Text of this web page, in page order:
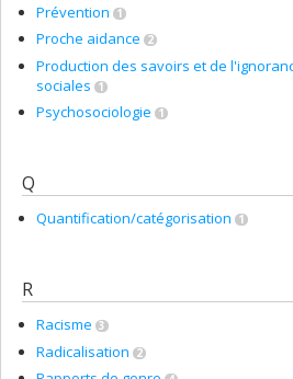
Prévention 1
Proche aidance 2
Production des savoirs et de
sociales 1
Psychosociologie 1
Q
Quantification/catégorisation 1
R
Racisme 3
Radicalisation 2